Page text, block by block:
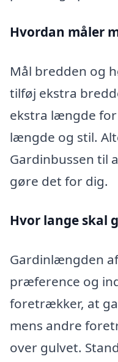
Hvordan måler
Mål bredden og
tilføj ekstra
ekstra længde
længde og stil.
Gardinbussen til
gøre det for dig.
Hvor lange skal
Gardinlængden
præference og
foretrækker, at
mens andre
over gulvet.